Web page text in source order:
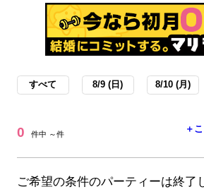
すべて 8/9 (日) 8/10 (月)
0 件中 ～件 ＋
ご希望の条件のパーティーは終了